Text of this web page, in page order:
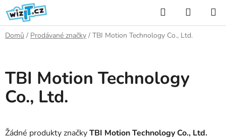
Přejít
na
obsah
Hledat
KOŠÍK
Domů / Prodávané značky / TBI Motion Technology Co., Ltd.
TBI Motion Technology
Co., Ltd.
Žádné produkty značkyTBI Motion Technology Co., Ltd.